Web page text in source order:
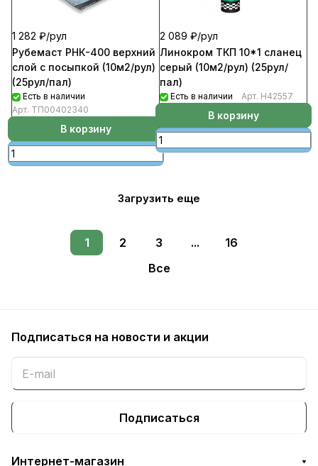
1 282 ₽/рул
Рубемаст РНК-400 верхний
слой с посыпкой (10м2/рул)
(25рул/пал)
Есть в наличии
Арт. ТП00402340
В корзину
2 089 ₽/рул
Линокром ТКП 10*1 сланец
серый (10м2/рул) (25рул/
пал)
Есть в наличии Арт. Н42557
В корзину
Загрузить еще
1 2 3 ...
16
Все
Подписаться на новости и акции
Подписаться
Интернет-магазин